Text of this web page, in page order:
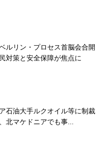
ルリン・プロセス首脳会合開
対策と安全保障が焦点に
石油大手ルクオイル等に制裁
北マケドニアでも事...